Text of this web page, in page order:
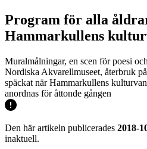
Program för alla
Hammarkullens
Muralmålningar, en scen för poesi
Nordiska Akvarellmuseet, återbruk
späckat när Hammarkullens
anordnas för åttonde gången
Den här artikeln publicerades 2018-
inaktuell.